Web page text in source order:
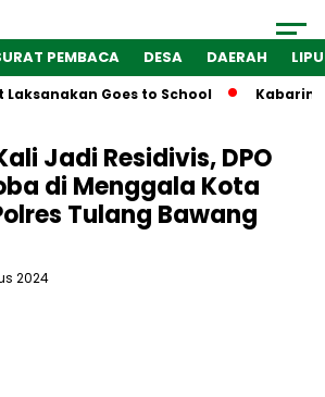
PEMBACA DESA DAERAH
Goes to School
Jadi Residivis, DPO
di Menggala Kota
Tulang Bawang
2024